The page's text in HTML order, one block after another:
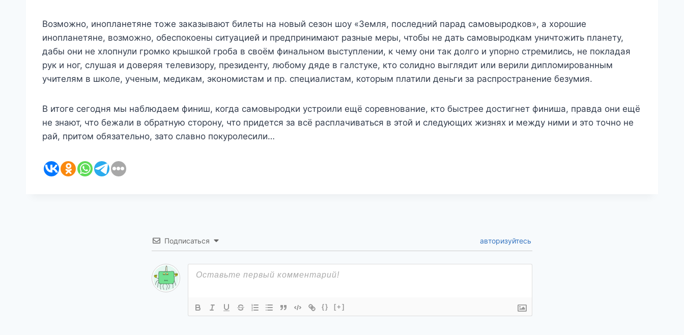
Возможно, инопланетяне тоже заказывают билеты на новый сезон шоу «Земля, последний парад самовыродков», а хорошие
инопланетяне, возможно, обеспокоены ситуацией и предпринимают разные меры, чтобы не дать самовыродкам уничтожить планету,
дабы они не хлопнули громко крышкой гроба в своём финальном выступлении, к чему они так долго и упорно стремились, не покладая
рук и ног, слушая и доверяя телевизору, президенту, любому дяде в галстуке, кто солидно выглядит или верили дипломированным
учителям в школе, ученым, медикам, экономистам и пр. специалистам, которым платили деньги за распространение безумия.
В итоге сегодня мы наблюдаем финиш, когда самовыродки устроили ещё соревнование, кто быстрее достигнет финиша, правда они ещё
не знают, что бежали в обратную сторону, что придется за всё расплачиваться в этой и следующих жизнях и между ними и это точно не
рай, притом обязательно, зато славно покуролесили…
Подписаться авторизуйтесь
{} [+]